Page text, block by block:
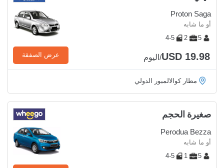
Proton Saga
أو ما شابه
5
2
4-5
USD 19.98/اليوم عرض الصفقة
مطار كوالالمبور الدولي
صغيرة الحجم
Perodua Bezza
أو ما شابه
5
1
4-5